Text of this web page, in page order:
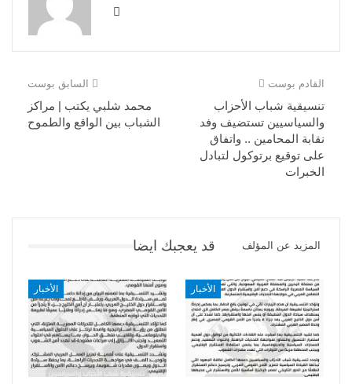
السابق بوست
محمد شلبي يكتب | مراكز
الشباب بين الواقع والطموح
القادم بوست
تنسيقية شباب الأحزاب
والسياسيين تستضيف وفد
نقابة المحامين .. واتفاق
على توقيع برتوكول لتبادل
الخبرات
قد يعجبك ايضا المزيد عن المؤلف
الأخبار الأخبار